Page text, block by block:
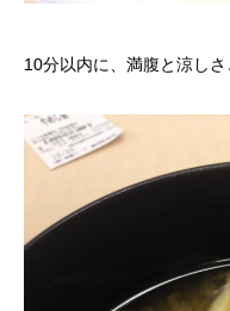
10分以内に、満腹と涼し